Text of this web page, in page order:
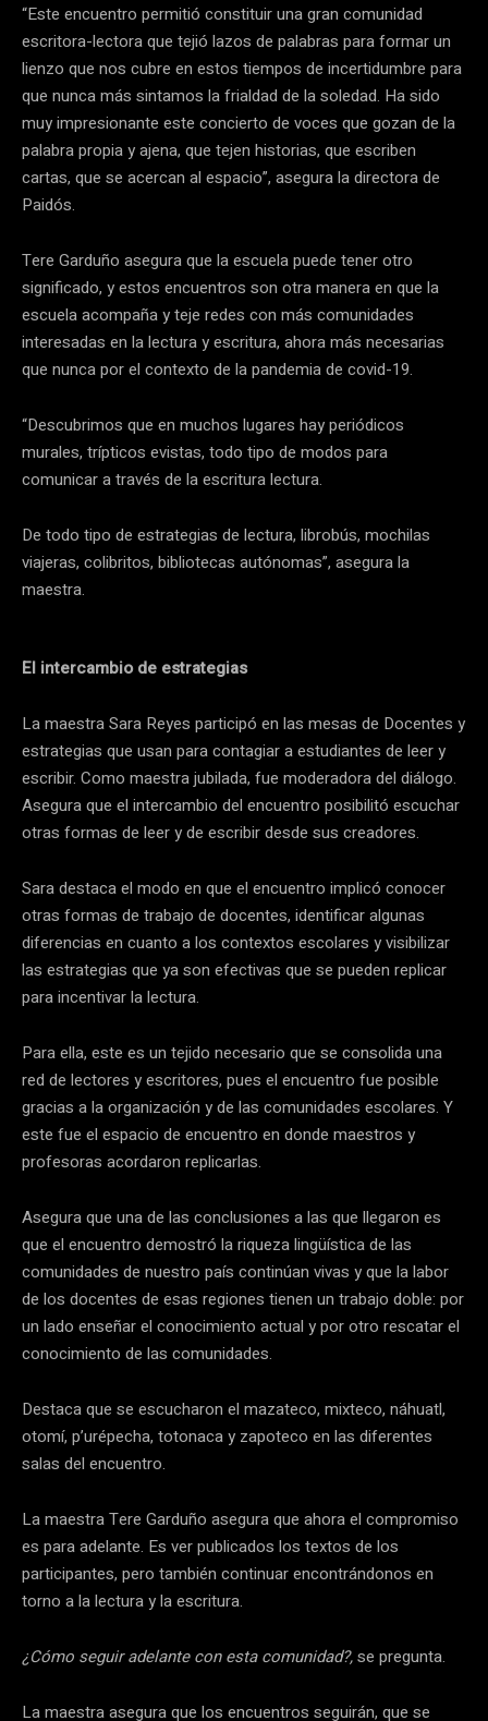
“Este encuentro permitió constituir una gran comunidad
escritora-lectora que tejió lazos de palabras para formar un
lienzo que nos cubre en estos tiempos de incertidumbre para
que nunca más sintamos la frialdad de la soledad. Ha sido
muy impresionante este concierto de voces que gozan de la
palabra propia y ajena, que tejen historias, que escriben
cartas, que se acercan al espacio”, asegura la directora de
Paidós.
Tere Garduño asegura que la escuela puede tener otro
significado, y estos encuentros son otra manera en que la
escuela acompaña y teje redes con más comunidades
interesadas en la lectura y escritura, ahora más necesarias
que nunca por el contexto de la pandemia de covid-19.
“Descubrimos que en muchos lugares hay periódicos
murales, trípticos evistas, todo tipo de modos para
comunicar a través de la escritura lectura.
De todo tipo de estrategias de lectura, librobús, mochilas
viajeras, colibritos, bibliotecas autónomas”, asegura la
maestra.
El intercambio de estrategias
La maestra Sara Reyes participó en las mesas de Docentes y
estrategias que usan para contagiar a estudiantes de leer y
escribir. Como maestra jubilada, fue moderadora del diálogo.
Asegura que el intercambio del encuentro posibilitó escuchar
otras formas de leer y de escribir desde sus creadores.
Sara destaca el modo en que el encuentro implicó conocer
otras formas de trabajo de docentes, identificar algunas
diferencias en cuanto a los contextos escolares y visibilizar
las estrategias que ya son efectivas que se pueden replicar
para incentivar la lectura.
Para ella, este es un tejido necesario que se consolida una
red de lectores y escritores, pues el encuentro fue posible
gracias a la organización y de las comunidades escolares. Y
este fue el espacio de encuentro en donde maestros y
profesoras acordaron replicarlas.
Asegura que una de las conclusiones a las que llegaron es
que el encuentro demostró la riqueza lingüística de las
comunidades de nuestro país continúan vivas y que la labor
de los docentes de esas regiones tienen un trabajo doble: por
un lado enseñar el conocimiento actual y por otro rescatar el
conocimiento de las comunidades.
Destaca que se escucharon el mazateco, mixteco, náhuatl,
otomí, p’urépecha, totonaca y zapoteco en las diferentes
salas del encuentro.
La maestra Tere Garduño asegura que ahora el compromiso
es para adelante. Es ver publicados los textos de los
participantes, pero también continuar encontrándonos en
torno a la lectura y la escritura.
¿Cómo seguir adelante con esta comunidad?,se pregunta.
La maestra asegura que los encuentros seguirán, que se